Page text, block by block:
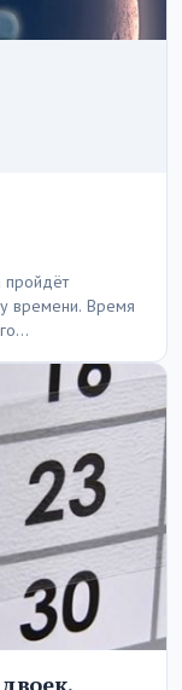
пройдёт
времени. Время